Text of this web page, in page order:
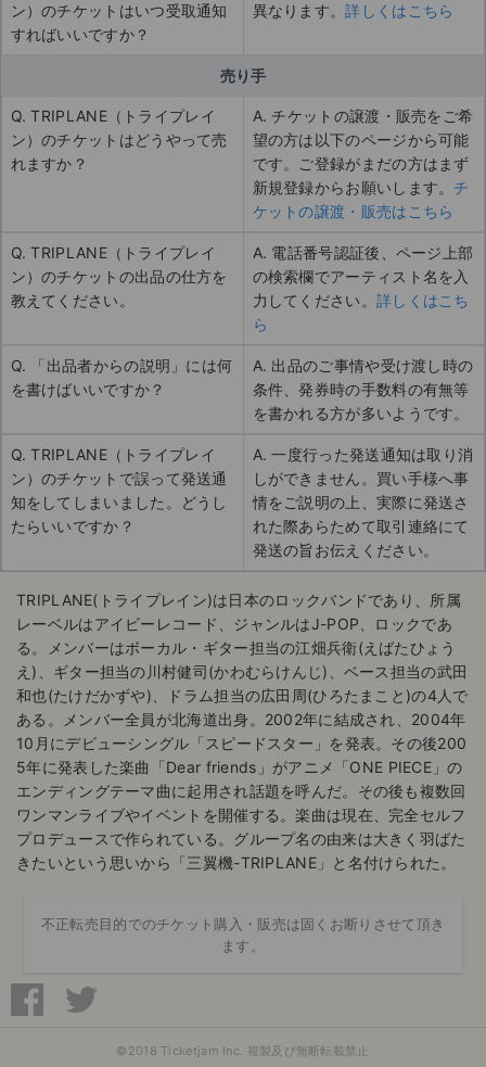
ン）のチケットはいつ受取通知
すればいいですか？
異なります。詳しくはこちら
売り手
Q. TRIPLANE（トライプレイ
ン）のチケットはどうやって売
れますか？
A. チケットの譲渡・販売をご希
望の方は以下のページから可能
です。ご登録がまだの方はまず
新規登録からお願いします。 チ
ケットの譲渡・販売はこちら
Q. TRIPLANE（トライプレイ
ン）のチケットの出品の仕方を
教えてください。
A. 電話番号認証後、ページ上部
の検索欄でアーティスト名を入
力してください。 詳しくはこち
ら
Q. 「出品者からの説明」には何
を書けばいいですか？
A. 出品のご事情や受け渡し時の
条件、発券時の手数料の有無等
を書かれる方が多いようです。
Q. TRIPLANE（トライプレイ
ン）のチケットで誤って発送通
知をしてしまいました。どうし
たらいいですか？
A. 一度行った発送通知は取り消
しができません。買い手様へ事
情をご説明の上、実際に発送さ
れた際あらためて取引連絡にて
発送の旨お伝えください。
TRIPLANE(トライプレイン)は日本のロックバンドであり、所属
レーベルはアイビーレコード、ジャンルはJ-POP、ロックであ
る。メンバーはボーカル・ギター担当の江畑兵衛(えばたひょう
え)、ギター担当の川村健司(かわむらけんじ)、ベース担当の武田
和也(たけだかずや)、ドラム担当の広田周(ひろたまこと)の4人で
ある。メンバー全員が北海道出身。2002年に結成され、2004年
10月にデビューシングル「スピードスター」を発表。その後200
5年に発表した楽曲「Dear friends」がアニメ「ONE PIECE」の
エンディングテーマ曲に起用され話題を呼んだ。その後も複数回
ワンマンライブやイベントを開催する。楽曲は現在、完全セルフ
プロデュースで作られている。グループ名の由来は大きく羽ばた
きたいという思いから「三翼機-TRIPLANE」と名付けられた。
不正転売目的でのチケット購入・販売は固くお断りさせて頂き
ます。
©2018 Ticketjam Inc. 複製及び無断転載禁止